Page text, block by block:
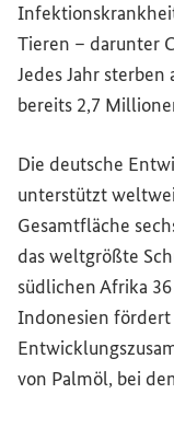
Tieren – darunter
Jedes Jahr
bereits 2,7
Die deutsche
unterstützt
Gesamtfläche
das weltgrößte
südlichen Afrika
Indonesien fördert
von Palmöl, bei